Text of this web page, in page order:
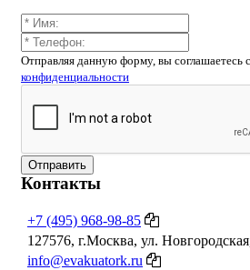
Отправляя данную форму, вы соглашаетесь c
конфиденциальности
Отправить
Контакты
+7 (495) 968-98-85
127576, г.Москва, ул.
info@evakuatork.ru